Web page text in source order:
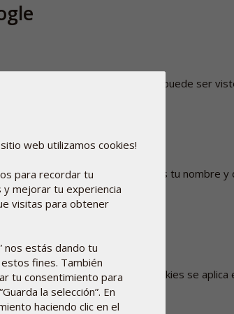
de Facebook. Tu perfil público puede ser
de portada y tu red.
electrónico. Solo conservamos tu nombre
personales y el uso de cookies se aplica
web utilizamos cookies!
para recordar tu
y mejorar tu experiencia
visitas para obtener
nos estás dando tu
fines. También
tu consentimiento para
la selección”. En
haciendo clic en el